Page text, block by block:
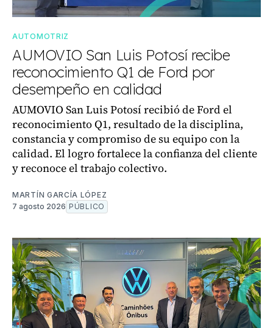
AUTOMOTRIZ
AUMOVIO San Luis Potosí recibe
reconocimiento Q1 de Ford por
desempeño en calidad
AUMOVIO San Luis Potosí recibió de Ford el
reconocimiento Q1, resultado de la disciplina,
constancia y compromiso de su equipo con la
calidad. El logro fortalece la confianza del cliente
y reconoce el trabajo colectivo.
MARTÍN GARCÍA LÓPEZ
7 agosto 2026 PÚBLICO